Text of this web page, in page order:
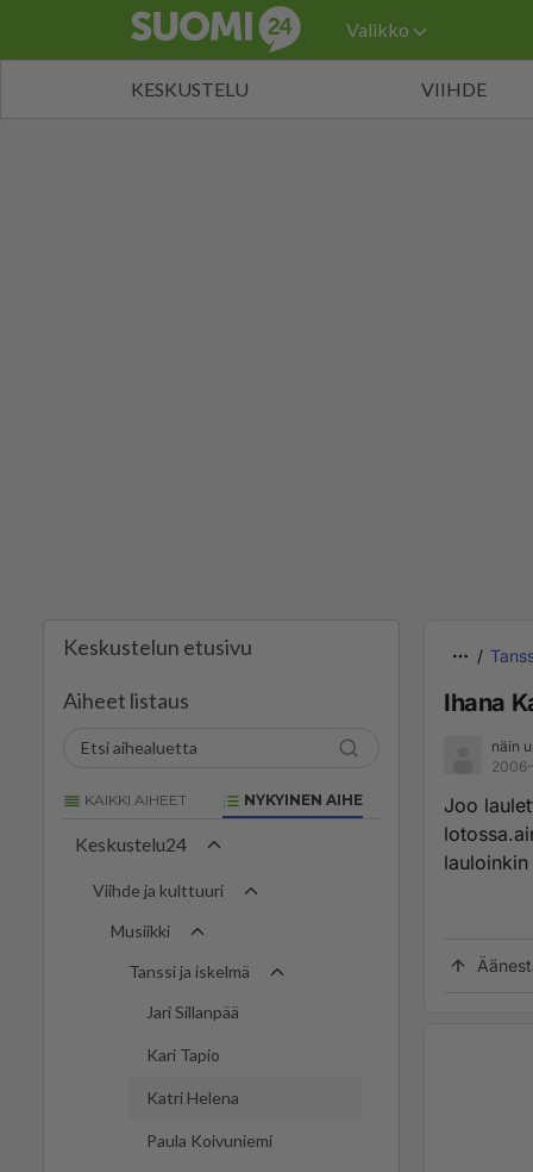
Valikko
KESKUSTELU VIIHDE
Keskustelun etusivu
Aiheet listaus
KAIKKI AIHEET NYKYINEN AIHE
Keskustelu24
Viihde ja kulttuuri
Musiikki
Tanssi ja iskelmä
Jari Sillanpää
Kari Tapio
Katri Helena
Paula Koivuniemi
Ihana
näin
Joo